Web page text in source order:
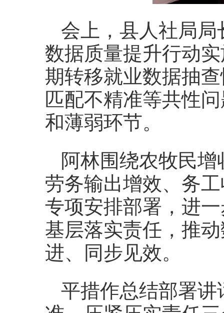
会上，县人社局
数据质量提升行动
期转移就业数据抽
匹配不精准等共性
和薄弱环节。
阿林围绕农牧民
劳务输出增效、务
专项安排部署，进
基层落实责任，推
进、同步见效。
平措作总结部署